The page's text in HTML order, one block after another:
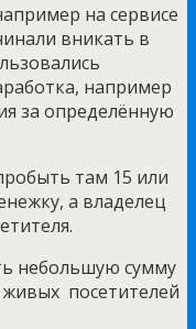
на сервисе
вникать в
например
за определённую
там 15 или
а владелец
небольшую сумму
посетителей